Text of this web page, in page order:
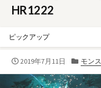
HR1222
ピックアップ
公
日
2019年7月11日
カ
ゴ
モン